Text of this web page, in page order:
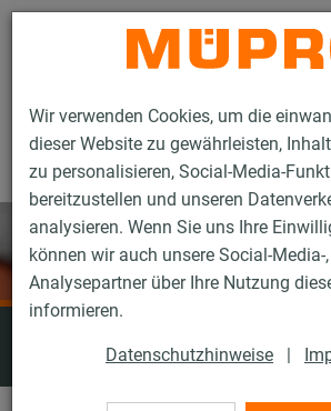
Wir verwenden Cookies, um die
dieser Website zu gewährleisten,
zu personalisieren, Social-Media-
bereitzustellen und unseren
analysieren. Wenn Sie uns Ihre
können wir auch unsere Social-Media-
Analysepartner über Ihre Nutzung
informieren.
Datenschutzhinweise |